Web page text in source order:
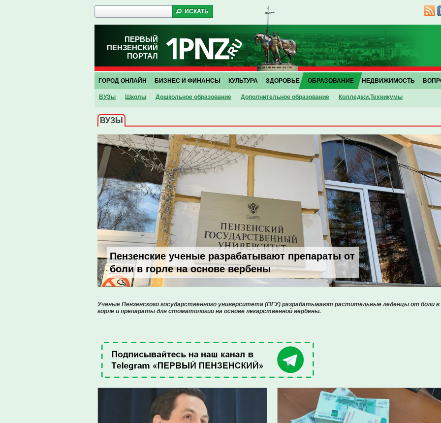
ПЕРВЫЙ
ПЕНЗЕНСКИЙ
ПОРТАЛ
ГОРОД ОНЛАЙН БИЗНЕС И ФИНАНСЫ КУЛЬТУРА ЗДОРОВЬЕ ОБРАЗОВАНИЕ
ВУЗы Школы Дошкольное образование Дополнительное образование Колледжи,Техникумы
НЕДВИЖИМОСТЬ
ВУЗЫ
Пензенские ученые разрабатывают препараты от
боли в горле на основе вербены
Ученые Пензенского государственного университета (ПГУ) разрабатывают растительные леденцы от боли в
горле и препараты для стоматологии на основе лекарственной вербены.